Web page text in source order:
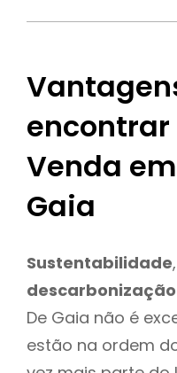
Venda
Gaia
Sustentabilidade,
descarbonização
De Gaia não é
estão na ordem